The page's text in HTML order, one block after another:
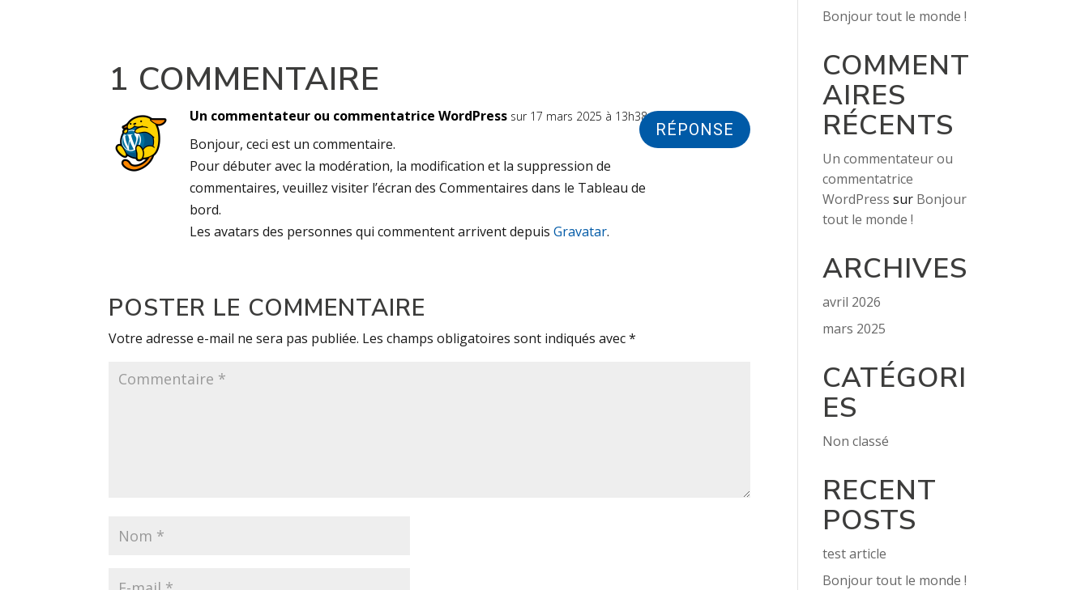
1 COMMENTAIRE
Un commentateur ou commentatrice WordPress sur 17 mars 2025 à 13h38
Bonjour, ceci est un commentaire.
Pour débuter avec la modération, la modification et la suppression de
commentaires, veuillez visiter l’écran des Commentaires dans le Tableau de
bord.
Les avatars des personnes qui commentent arrivent depuisGravatar.
RÉPONSE
POSTER LE COMMENTAIRE
Votre adresse e-mail ne sera pas publiée. Les champs obligatoires sont indiqués avec*
Bonjour tout le monde !
COMMENT
AIRES
RÉCENTS
Un commentateur ou
commentatrice
WordPress sur Bonjour
tout le monde !
ARCHIVES
avril 2026
mars 2025
CATÉGORI
ES
Non classé
RECENT
POSTS
test article
Bonjour tout le monde !